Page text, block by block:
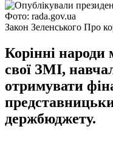
Фото: rada.gov.ua
Закон Зеленського Про
Корінні
свої ЗМІ,
отримувати
держбюджету.